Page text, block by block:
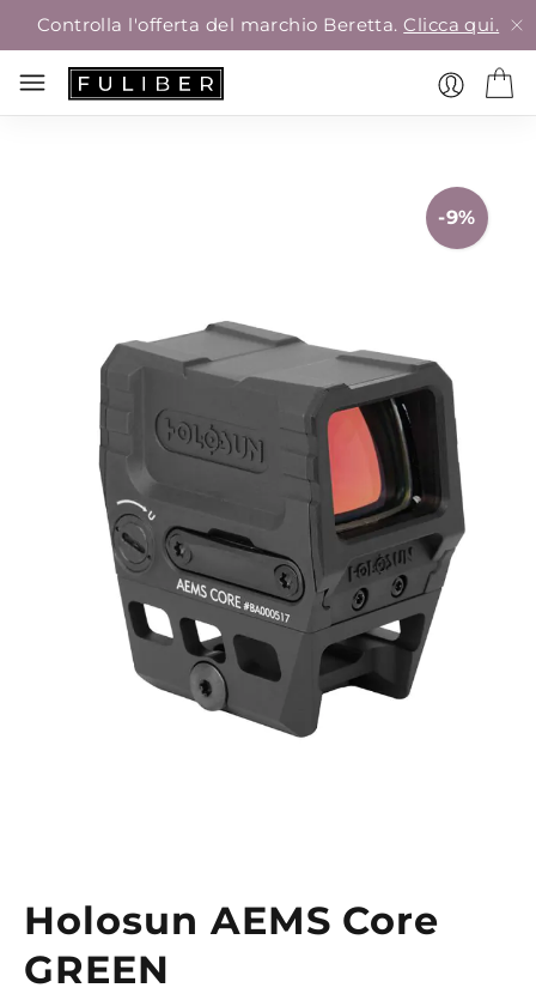
Controlla l'offerta del marchio Beretta.Clicca qui.
immagini
Vai
all'inizio
della
Holosun AEMS Core
GREEN
-9%